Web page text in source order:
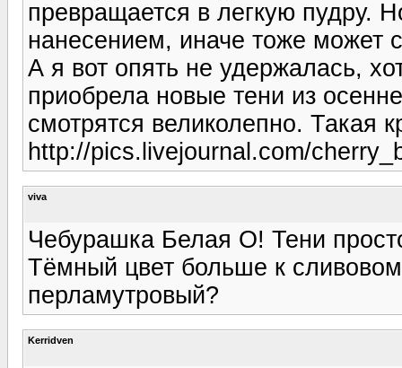
превращается в легкую пудру.
нанесением, иначе тоже может
А я вот опять не удержалась,
приобрела новые тени из
смотрятся великолепно. Такая
http://pics.livejournal.com/
viva
Чебурашка Белая О! Тени
Тёмный цвет больше к
перламутровый?
Kerridven